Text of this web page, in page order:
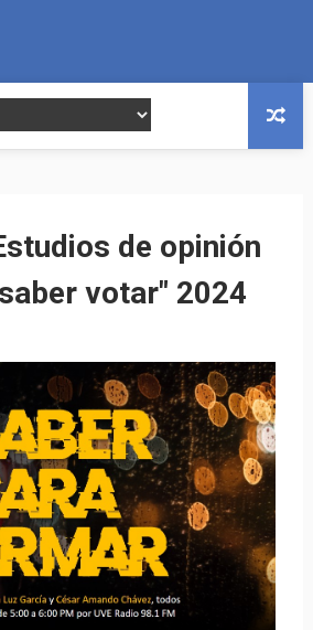
de opinión
votar" 2024